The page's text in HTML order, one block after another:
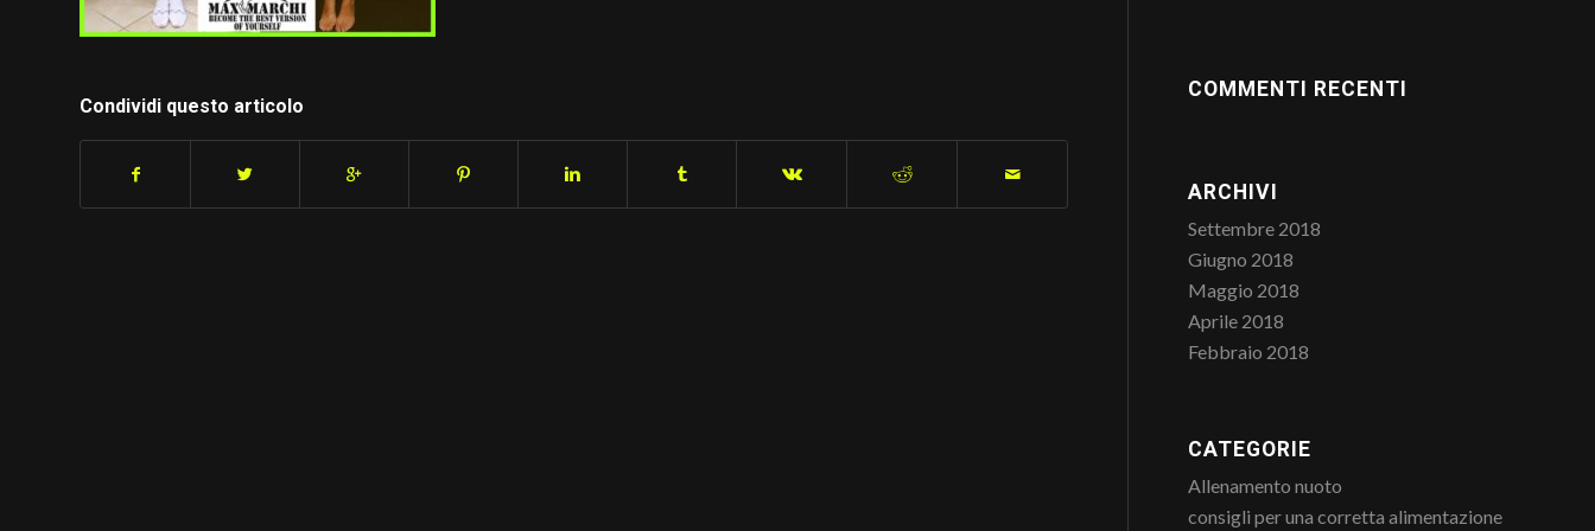
Condividi questo articolo
COMMENTI RECENTI
ARCHIVI
Settembre 2018
Giugno 2018
Maggio 2018
Aprile 2018
Febbraio 2018
CATEGORIE
Allenamento nuoto
consigli per una corretta alimentazione